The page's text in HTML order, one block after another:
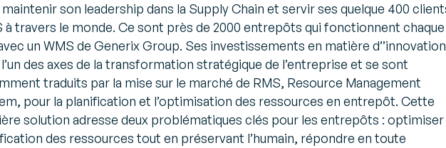
son leadership dans la Supply Chain et servir ses quelque 400
à travers le monde. Ce sont près de 2000 entrepôts qui fonctionnent chaque
un WMS de Generix Group. Ses investissements en matière d’’innovation
des axes de la transformation stratégique de l’entreprise et se sont
traduits par la mise sur le marché de RMS, Resource Management
pour la planification et l’optimisation des ressources en entrepôt. Cette
solution adresse deux problématiques clés pour les entrepôts : optimiser
des ressources tout en préservant l’humain, répondre en toute